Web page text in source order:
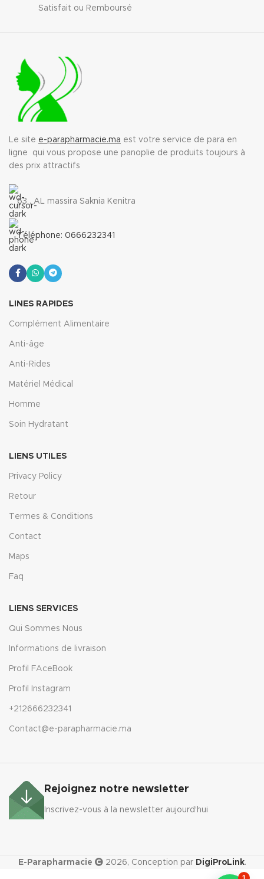
Satisfait ou Remboursé
Le site e-parapharmacie.ma est votre service de para en
ligne qui vous propose une panoplie de produits toujours à
des prix attractifs
63 , AL massira Saknia Kenitra
Téléphone: 0666232341
LINES RAPIDES
Complément Alimentaire
Anti-âge
Anti-Rides
Matériel Médical
Homme
Soin Hydratant
LIENS UTILES
Privacy Policy
Retour
Termes & Conditions
Contact
Maps
Faq
LIENS SERVICES
Qui Sommes Nous
Informations de livraison
Profil FAceBook
Profil Instagram
+212666232341
Contact@e-parapharmacie.ma
Rejoignez notre newsletter
Inscrivez-vous à la newsletter aujourd'hui
E-Parapharmacie 2026, Conception par DigiProLink.
CERAVE